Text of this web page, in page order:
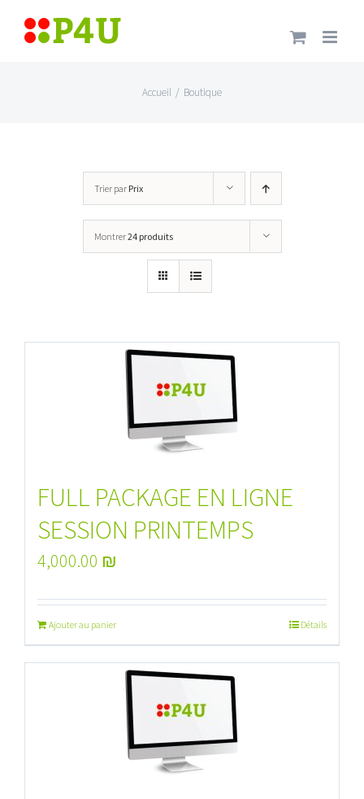
Passer
Accueil / Boutique
Trier par Prix
Montrer24 produits
FULL PACKAGE EN LIGNE
SESSION PRINTEMPS
4,000.00 ₪
Ajouter au panier Détails